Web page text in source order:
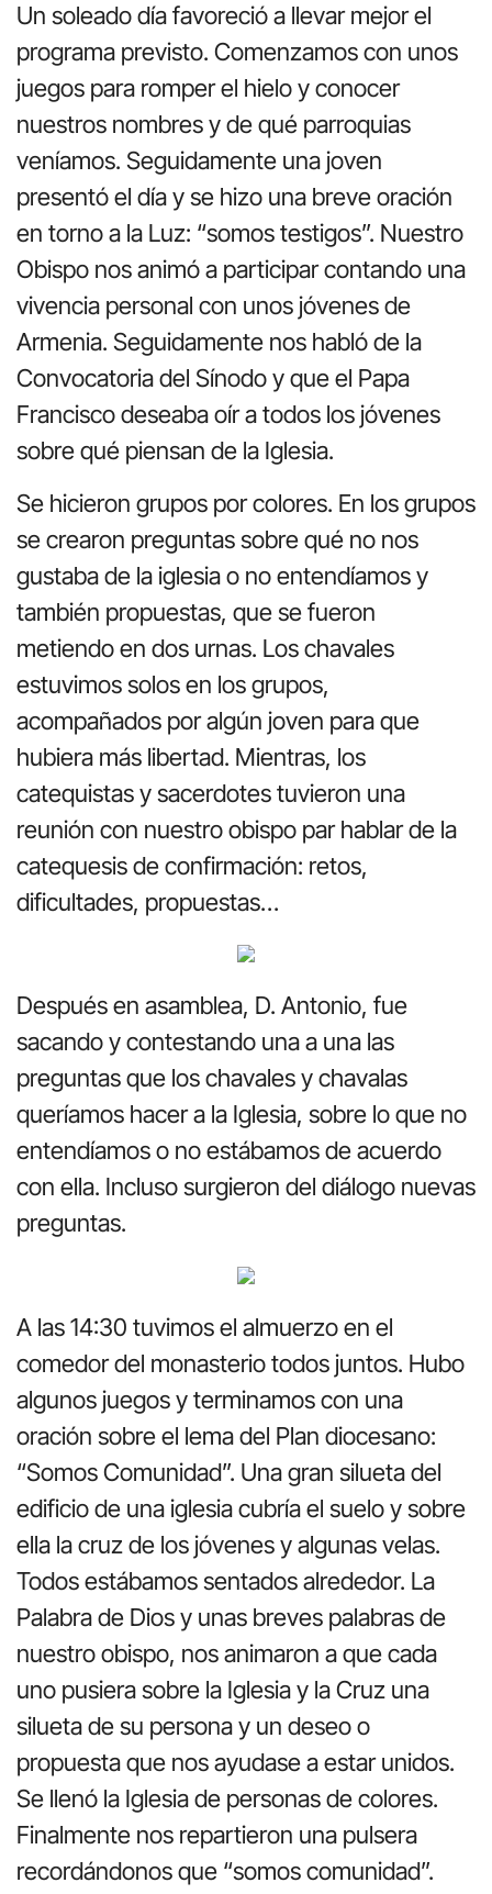
Un soleado día favoreció a llevar mejor el
programa previsto. Comenzamos con unos
juegos para romper el hielo y conocer
nuestros nombres y de qué parroquias
veníamos. Seguidamente una joven
presentó el día y se hizo una breve oración
en torno a la Luz: “somos testigos”. Nuestro
Obispo nos animó a participar contando una
vivencia personal con unos jóvenes de
Armenia. Seguidamente nos habló de la
Convocatoria del Sínodo y que el Papa
Francisco deseaba oír a todos los jóvenes
sobre qué piensan de la Iglesia.
Se hicieron grupos por colores. En los grupos
se crearon preguntas sobre qué no nos
gustaba de la iglesia o no entendíamos y
también propuestas, que se fueron
metiendo en dos urnas. Los chavales
estuvimos solos en los grupos,
acompañados por algún joven para que
hubiera más libertad. Mientras, los
catequistas y sacerdotes tuvieron una
reunión con nuestro obispo par hablar de la
catequesis de confirmación: retos,
dificultades, propuestas…
Después en asamblea, D. Antonio, fue
sacando y contestando una a una las
preguntas que los chavales y chavalas
queríamos hacer a la Iglesia, sobre lo que no
entendíamos o no estábamos de acuerdo
con ella. Incluso surgieron del diálogo nuevas
preguntas.
A las 14:30 tuvimos el almuerzo en el
comedor del monasterio todos juntos. Hubo
algunos juegos y terminamos con una
oración sobre el lema del Plan diocesano:
“Somos Comunidad”. Una gran silueta del
edificio de una iglesia cubría el suelo y sobre
ella la cruz de los jóvenes y algunas velas.
Todos estábamos sentados alrededor. La
Palabra de Dios y unas breves palabras de
nuestro obispo, nos animaron a que cada
uno pusiera sobre la Iglesia y la Cruz una
silueta de su persona y un deseo o
propuesta que nos ayudase a estar unidos.
Se llenó la Iglesia de personas de colores.
Finalmente nos repartieron una pulsera
recordándonos que “somos comunidad”.